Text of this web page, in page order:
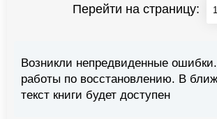
Перейти на страницу:
Возникли непредвиденные
работы по восстановлению. В
текст книги будет доступен